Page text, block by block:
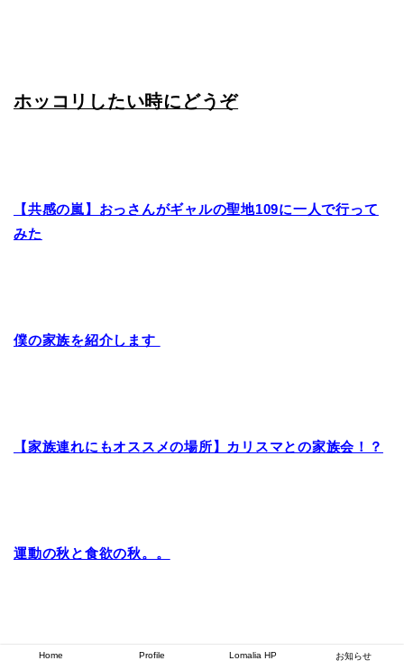
ホッコリしたい時にどうぞ
【共感の嵐】おっさんがギャルの聖地109に一人で行って
みた
僕の家族を紹介します
【家族連れにもオススメの場所】カリスマとの家族会！？
運動の秋と食欲の秋。。
Home Profile Lomalia HP お知らせ